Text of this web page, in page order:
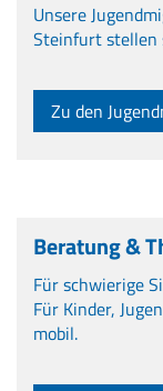
Unsere
Steinfurt stellen
Zu den
Beratung &
Für schwierige
Für Kinder,
mobil.